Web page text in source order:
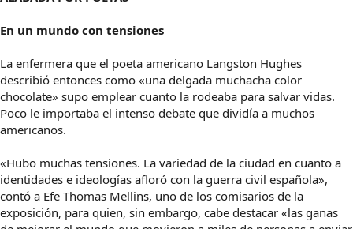
En un mundo con tensiones
La enfermera que el poeta americano Langston Hughes
describió entonces como «una delgada muchacha color
chocolate» supo emplear cuanto la rodeaba para salvar vidas.
Poco le importaba el intenso debate que dividía a muchos
americanos.
«Hubo muchas tensiones. La variedad de la ciudad en cuanto a
identidades e ideologías afloró con la guerra civil española»,
contó a Efe Thomas Mellins, uno de los comisarios de la
exposición, para quien, sin embargo, cabe destacar «las ganas